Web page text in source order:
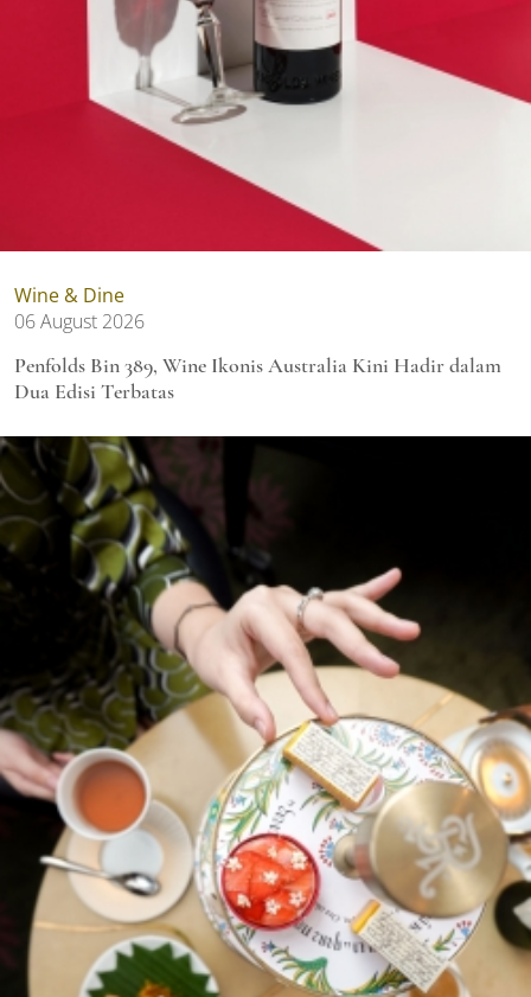
Wine & Dine
06 August 2026
Penfolds Bin 389, Wine Ikonis Australia Kini Hadir dalam
Dua Edisi Terbatas